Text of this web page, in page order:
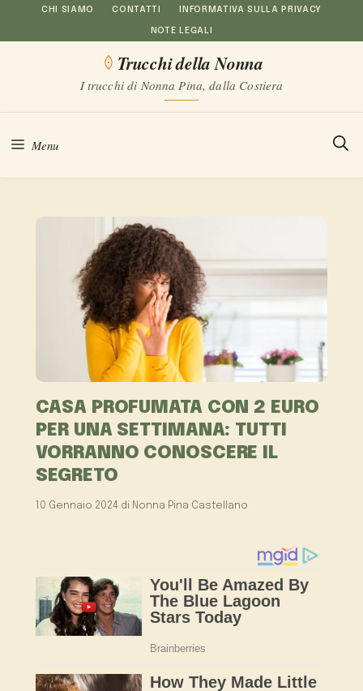
al
CHI SIAMO CONTATTI INFORMATIVA SULLA PRIVACY
NOTE LEGALI
Trucchi della Nonna
I trucchi di Nonna Pina, dalla Costiera
Menu
CASA PROFUMATA CON 2 EURO
PER UNA SETTIMANA: TUTTI
VORRANNO CONOSCERE IL
SEGRETO
10 Gennaio 2024 di Nonna Pina Castellano